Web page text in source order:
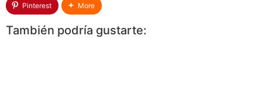
Pinterest More
También podría gustarte: